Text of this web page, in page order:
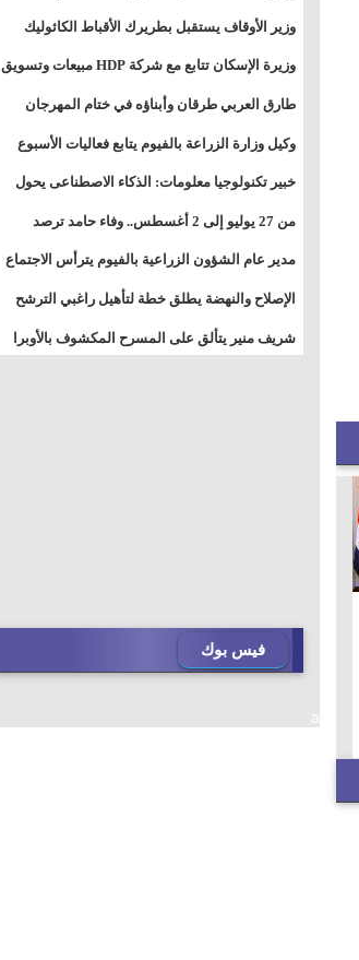
بجامعة هارفارد توسيع برامج التوعية بمرض السكري
وزير الأوقاف يستقبل بطريرك الأقباط الكاثوليك
وزيرة الإسكان تتابع مع شركة HDP مبيعات وتسويق
مشروعات المدن الجديدة
طارق العربي طرقان وأبناؤه في ختام المهرجان
الصيفي للموسيقى والغناء بالمسرح المكشوف
وكيل وزارة الزراعة بالفيوم يتابع فعاليات الأسبوع
خبير تكنولوجيا معلومات: الذكاء الاصطناعى يحول
المستخدم إلى سلعة فى اقتصاد الانتباه
من 27 يوليو إلى 2 أغسطس.. وفاء حامد ترصد
تأثيرات أقوى الاتصالات الفلكية على الأبراج
مدير عام الشؤون الزراعية بالفيوم يترأس الاجتماع
الدوري لمتابعة الحصر الحيازي الجديدة
الإصلاح والنهضة يطلق خطة لتأهيل راغبي الترشح
للمجالس الشعبية المحلية ويستعرض خطط أماناته
بالمحافظات
شريف منير يتألق على المسرح المكشوف بالأوبرا
فيس بوك
a